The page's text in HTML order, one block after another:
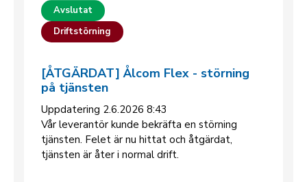
Avslutat
Driftstörning
[ÅTGÄRDAT] Ålcom Flex - störning
på tjänsten
Uppdatering 2.6.2026 8:43
Vår leverantör kunde bekräfta en störning
tjänsten. Felet är nu hittat och åtgärdat,
tjänsten är åter i normal drift.